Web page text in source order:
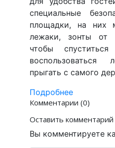
специальные
площадки, на них
лежаки, зонты от
чтобы
воспользоваться
прыгать с самого
Подробнее
Комментарии (0)
Оставить комментарий
Вы комментируете